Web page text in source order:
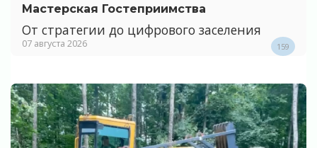
Мастерская Гостеприимства
От стратегии до цифрового заселения
07 августа 2026 159